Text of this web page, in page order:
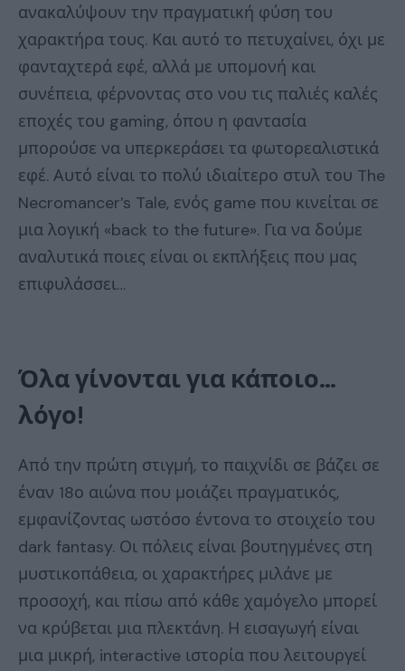
ανακαλύψουν την πραγματική φύση του
χαρακτήρα τους. Και αυτό το πετυχαίνει, όχι με
φανταχτερά εφέ, αλλά με υπομονή και
συνέπεια, φέρνοντας στο νου τις παλιές καλές
εποχές του gaming, όπου η φαντασία
μπορούσε να υπερκεράσει τα φωτορεαλιστικά
εφέ. Αυτό είναι το πολύ ιδιαίτερο στυλ του The
Necromancer’s Tale, ενός game που κινείται σε
μια λογική «back to the future». Για να δούμε
αναλυτικά ποιες είναι οι εκπλήξεις που μας
επιφυλάσσει…
Όλα γίνονται για κάποιο…
λόγο!
Από την πρώτη στιγμή, το παιχνίδι σε βάζει σε
έναν 18ο αιώνα που μοιάζει πραγματικός,
εμφανίζοντας ωστόσο έντονα το στοιχείο του
dark fantasy. Οι πόλεις είναι βουτηγμένες στη
μυστικοπάθεια, οι χαρακτήρες μιλάνε με
προσοχή, και πίσω από κάθε χαμόγελο μπορεί
να κρύβεται μια πλεκτάνη. Η εισαγωγή είναι
μια μικρή, interactive ιστορία που λειτουργεί